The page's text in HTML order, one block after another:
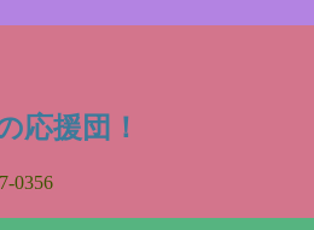
応援団！
0356